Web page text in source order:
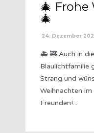
🎄
🎄
24. Dezember
🚑 🚒 Auch in
Blaulichtfamilie
Strang und
Weihnachten im
Freunden!...